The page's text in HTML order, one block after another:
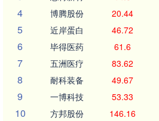
4 博腾股份 20.44
5 近岸蛋白 46.72
6 毕得医药 61.6
7 五洲医疗 83.62
8 耐科装备 49.67
9 一博科技 53.33
10 方邦股份 146.16